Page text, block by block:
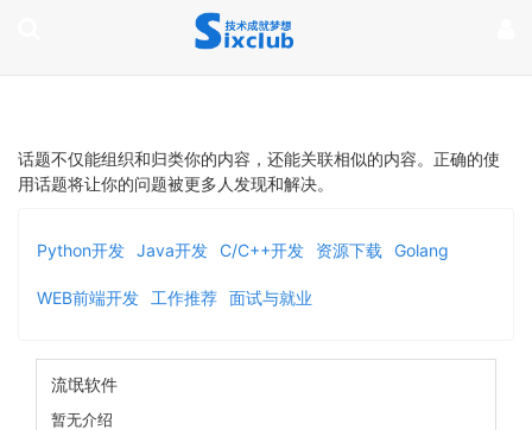
话题不仅能组织和归类你的内容，还能关联相似的内容。正确的使
用话题将让你的问题被更多人发现和解决。
Python开发 Java开发 C/C++开发 资源下载 Golang
WEB前端开发 工作推荐 面试与就业
流氓软件
暂无介绍